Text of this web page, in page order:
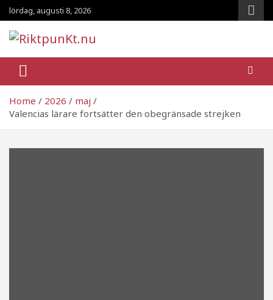
Skip
to
content
lördag, augusti 8, 2026
RiktpunKt.nu
Home 2026
maj
Valencias lärare fortsätter den obegränsade strejken